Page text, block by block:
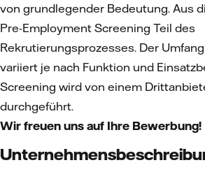
von grundlegender Bedeutung. Aus
Pre-Employment Screening Teil des
Rekrutierungsprozesses. Der
variiert je nach Funktion und
Screening wird von einem
durchgeführt.
Wir freuen uns auf Ihre Bewerbung!